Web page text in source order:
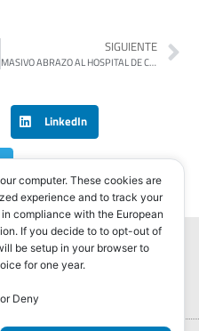
SIGUIENTE
MASIVO ABRAZO AL HOSPITAL DE CLÍNICAS POR EL DESFINANCIAMIENTO Y LA PÉRDIDA SALARIAL
LinkedIn
computer. These cookies are
experience and to track your
compliance with the European
If you decide to to opt-out of
be setup in your browser to
for one year.
Deny